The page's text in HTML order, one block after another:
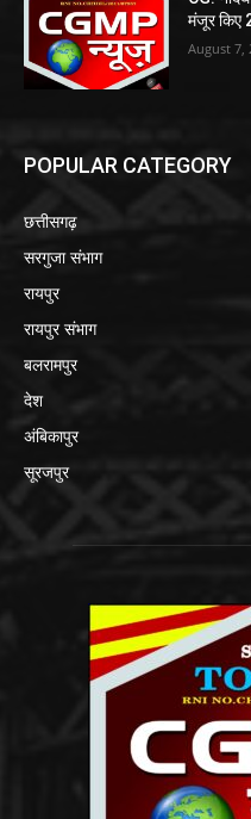
मंजूर किए
August 7,
POPULAR CATEGORY
छत्तीसगढ़
सरगुजा संभाग
रायपुर
रायपुर संभाग
बलरामपुर
देश
अंबिकापुर
सूरजपुर